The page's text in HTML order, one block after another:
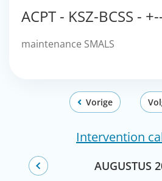
ACPT - KSZ-BCSS -
maintenance SMALS
Vorige
Intervention
AUGUSTUS